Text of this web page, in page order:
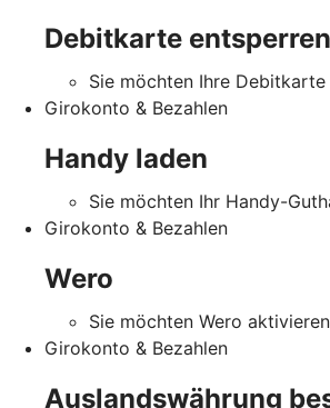
Debitkarte entsperren
Sie möchten Ihre Debitkarte
Girokonto & Bezahlen
Handy laden
Sie möchten Ihr Handy-
Girokonto & Bezahlen
Wero
Sie möchten Wero
Girokonto & Bezahlen
Auslandswährung